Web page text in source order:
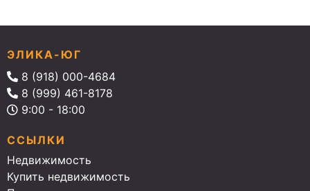
ЭЛИКА-ЮГ
8 (918) 000-4684
8 (999) 461-8178
9:00 - 18:00
ССЫЛКИ
Недвижимость
Купить недвижимость